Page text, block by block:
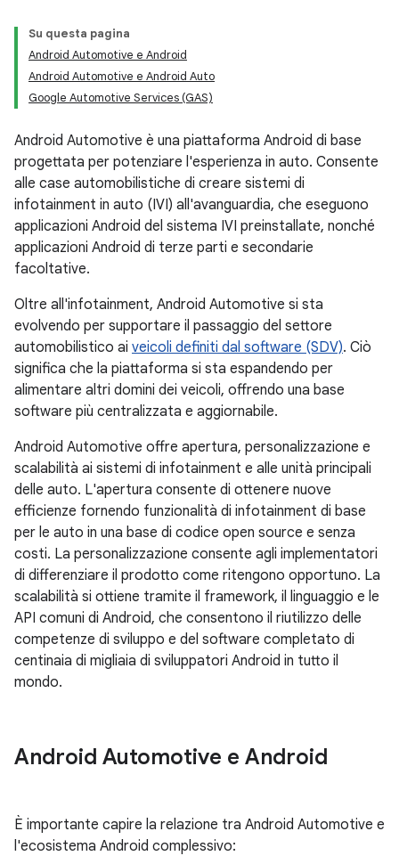
Su questa pagina
Android Automotive e Android
Android Automotive e Android Auto
Google Automotive Services (GAS)
Android Automotive è una piattaforma Android di base
progettata per potenziare l'esperienza in auto. Consente
alle case automobilistiche di creare sistemi di
infotainment in auto (IVI) all'avanguardia, che eseguono
applicazioni Android del sistema IVI preinstallate, nonché
applicazioni Android di terze parti e secondarie
facoltative.
Oltre all'infotainment, Android Automotive si sta
evolvendo per supportare il passaggio del settore
automobilistico ai veicoli definiti dal software (SDV). Ciò
significa che la piattaforma si sta espandendo per
alimentare altri domini dei veicoli, offrendo una base
software più centralizzata e aggiornabile.
Android Automotive offre apertura, personalizzazione e
scalabilità ai sistemi di infotainment e alle unità principali
delle auto. L'apertura consente di ottenere nuove
efficienze fornendo funzionalità di infotainment di base
per le auto in una base di codice open source e senza
costi. La personalizzazione consente agli implementatori
di differenziare il prodotto come ritengono opportuno. La
scalabilità si ottiene tramite il framework, il linguaggio e le
API comuni di Android, che consentono il riutilizzo delle
competenze di sviluppo e del software completato di
centinaia di migliaia di sviluppatori Android in tutto il
mondo.
Android Automotive e Android
È importante capire la relazione tra Android Automotive e
l'ecosistema Android complessivo: